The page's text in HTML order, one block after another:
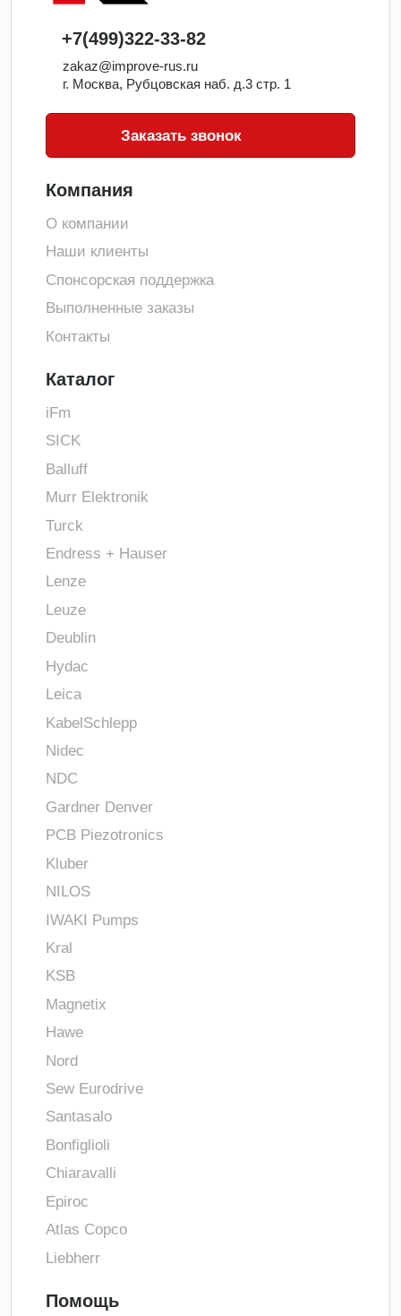
+7(499)322-33-82
zakaz@improve-rus.ru
г. Москва, Рубцовская наб. д.3 стр. 1
Заказать звонок
Компания
О компании
Наши клиенты
Спонсорская поддержка
Выполненные заказы
Контакты
Каталог
iFm
SICK
Balluff
Murr Elektronik
Turck
Endress + Hauser
Lenze
Leuze
Deublin
Hydac
Leica
KabelSchlepp
Nidec
NDC
Gardner Denver
PCB Piezotronics
Kluber
NILOS
IWAKI Pumps
Kral
KSB
Magnetix
Hawe
Nord
Sew Eurodrive
Santasalo
Bonfiglioli
Chiaravalli
Epiroc
Atlas Copco
Liebherr
Помощь